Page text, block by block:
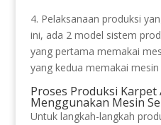
4. Pelaksanaan produksi
ini, ada 2 model sistem
yang pertama memakai
yang kedua memakai
Proses Produksi
Menggunakan Mesin
Untuk langkah-langkah